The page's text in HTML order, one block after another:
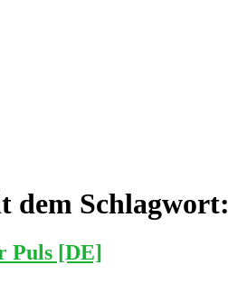
dem Schlagwort:
Puls [DE]